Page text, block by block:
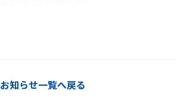
お知らせ一覧へ戻る